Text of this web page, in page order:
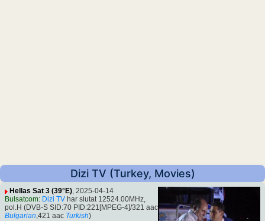
Dizi TV (Turkey, Movies)
Hellas Sat 3 (39°E), 2025-04-14
Bulsatcom: Dizi TV har slutat 12524.00MHz,
pol.H (DVB-S SID:70 PID:221[MPEG-4]/321 aac
Bulgarian,421 aac Turkish)